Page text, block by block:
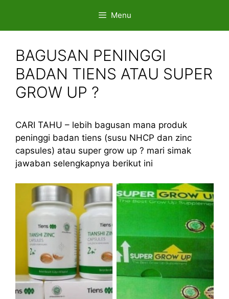
content
Menu
BAGUSAN PENINGGI
BADAN TIENS ATAU SUPER
GROW UP ?
CARI TAHU – lebih bagusan mana produk
peninggi badan tiens (susu NHCP dan zinc
capsules) atau super grow up ? mari simak
jawaban selengkapnya berikut ini